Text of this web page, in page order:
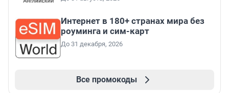
Интернет в 180+ странах мира без
роуминга и сим-карт
До 31 декабря, 2026
Все промокоды